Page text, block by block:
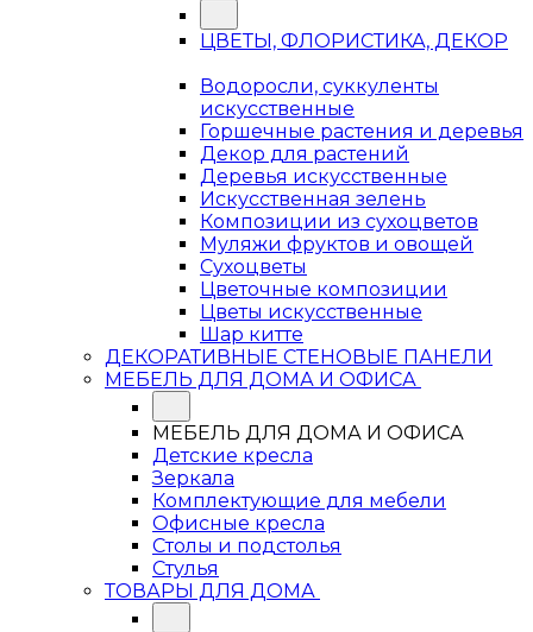
ЦВЕТЫ, ФЛОРИСТИКА, ДЕКОР
Водоросли, суккуленты
искусственные
Горшечные растения и деревья
Декор для растений
Деревья искусственные
Искусственная зелень
Композиции из сухоцветов
Муляжи фруктов и овощей
Сухоцветы
Цветочные композиции
Цветы искусственные
Шар китте
ДЕКОРАТИВНЫЕ СТЕНОВЫЕ ПАНЕЛИ
МЕБЕЛЬ ДЛЯ ДОМА И ОФИСА
МЕБЕЛЬ ДЛЯ ДОМА И ОФИСА
Детские кресла
Зеркала
Комплектующие для мебели
Офисные кресла
Столы и подстолья
Стулья
ТОВАРЫ ДЛЯ ДОМА